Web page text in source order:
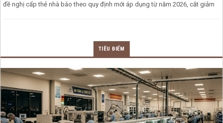
đề nghị cấp thẻ nhà báo theo quy định mới áp dụng từ năm 2026, cắt giảm
TIÊU ĐIỂM